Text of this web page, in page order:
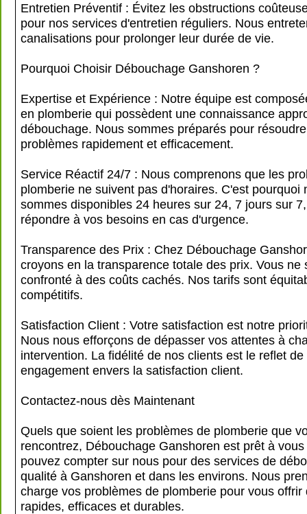
Entretien Préventif : Évitez les obstructions
pour nos services d'entretien réguliers. Nous
canalisations pour prolonger leur durée de vie.
Pourquoi Choisir Débouchage Ganshoren ?
Expertise et Expérience : Notre équipe est
en plomberie qui possèdent une connaissance
débouchage. Nous sommes préparés pour
problèmes rapidement et efficacement.
Service Réactif 24/7 : Nous comprenons que les
plomberie ne suivent pas d'horaires. C'est pourquoi
sommes disponibles 24 heures sur 24, 7 jours sur
répondre à vos besoins en cas d'urgence.
Transparence des Prix : Chez Débouchage
croyons en la transparence totale des prix. Vous ne
confronté à des coûts cachés. Nos tarifs sont
compétitifs.
Satisfaction Client : Votre satisfaction est notre
Nous nous efforçons de dépasser vos attentes à
intervention. La fidélité de nos clients est le reflet de
engagement envers la satisfaction client.
Contactez-nous dès Maintenant
Quels que soient les problèmes de plomberie que
rencontrez, Débouchage Ganshoren est prêt à
pouvez compter sur nous pour des services de
qualité à Ganshoren et dans les environs. Nous
charge vos problèmes de plomberie pour vous offrir
rapides, efficaces et durables.